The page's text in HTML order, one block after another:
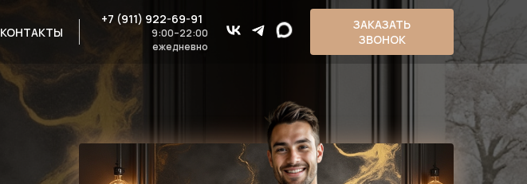
КОНТАКТЫ
+7 (911) 922-69-91
9:00–22:00
ежедневно
ЗАКАЗАТЬ
ЗВОНОК